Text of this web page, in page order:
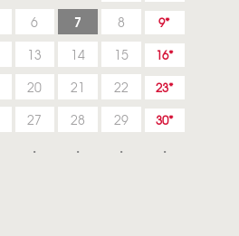
6 7 8 9
13 14 15 16
20 21 22 23
27 28 29 30